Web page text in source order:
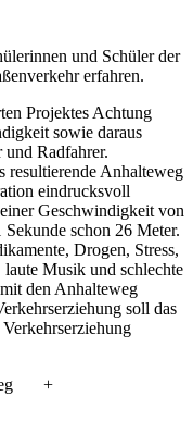
und Schüler der
erfahren.
Projektes Achtung
sowie daraus
und Radfahrer.
resultierende Anhalteweg
eindrucksvoll
Geschwindigkeit von
schon 26 Meter.
Drogen, Stress,
Musik und schlechte
den Anhalteweg
soll das
+